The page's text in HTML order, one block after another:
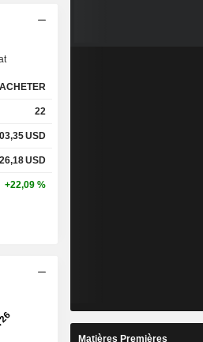
ACHETER
22
USD
USD
+22,09 %
Matières Premières